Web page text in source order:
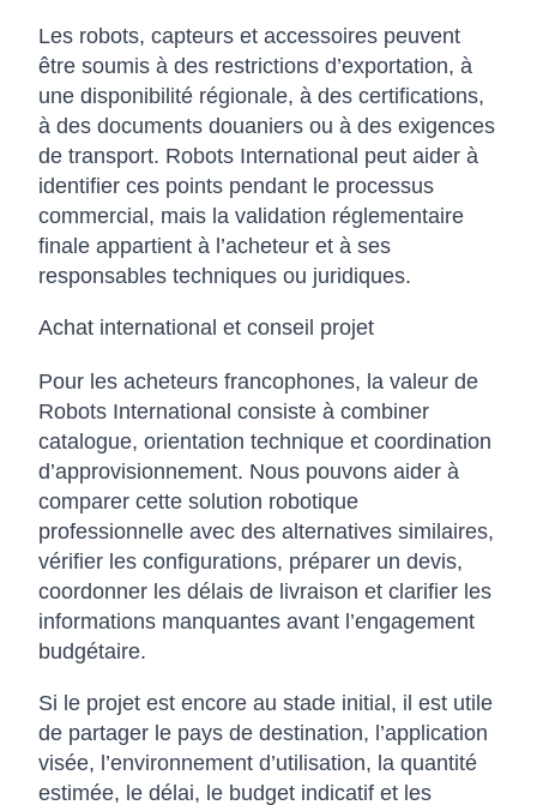
Les robots, capteurs et accessoires peuvent
être soumis à des restrictions d’exportation, à
une disponibilité régionale, à des certifications,
à des documents douaniers ou à des exigences
de transport. Robots International peut aider à
identifier ces points pendant le processus
commercial, mais la validation réglementaire
finale appartient à l’acheteur et à ses
responsables techniques ou juridiques.
Achat international et conseil projet
Pour les acheteurs francophones, la valeur de
Robots International consiste à combiner
catalogue, orientation technique et coordination
d’approvisionnement. Nous pouvons aider à
comparer cette solution robotique
professionnelle avec des alternatives similaires,
vérifier les configurations, préparer un devis,
coordonner les délais de livraison et clarifier les
informations manquantes avant l’engagement
budgétaire.
Si le projet est encore au stade initial, il est utile
de partager le pays de destination, l’application
visée, l’environnement d’utilisation, la quantité
estimée, le délai, le budget indicatif et les